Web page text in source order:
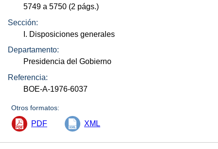
5749 a 5750 (2 págs.)
Sección:
I. Disposiciones generales
Departamento:
Presidencia del Gobierno
Referencia:
BOE-A-1976-6037
Otros formatos:
PDF XML